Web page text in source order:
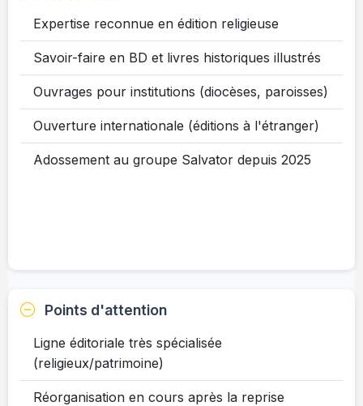
Expertise reconnue en édition religieuse
Savoir-faire en BD et livres historiques illustrés
Ouvrages pour institutions (diocèses, paroisses)
Ouverture internationale (éditions à l'étranger)
Adossement au groupe Salvator depuis 2025
Points d'attention
Ligne éditoriale très spécialisée
(religieux/patrimoine)
Réorganisation en cours après la reprise